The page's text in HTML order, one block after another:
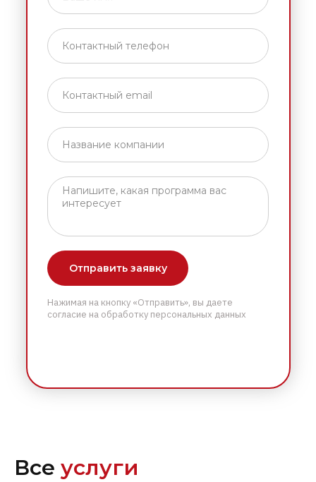
Отправить заявку
Нажимая на кнопку «Отправить», вы даете
согласие на обработку персональных данных
Все услуги